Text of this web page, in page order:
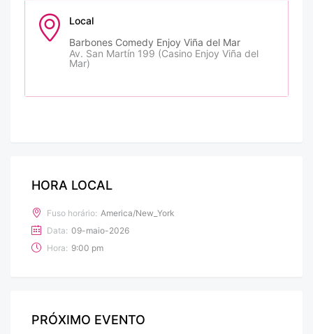
Local
Barbones Comedy Enjoy Viña del Mar
Av. San Martín 199 (Casino Enjoy Viña del
Mar)
HORA LOCAL
Fuso horário: America/New_York
Data: 09-maio-2026
Hora: 9:00 pm
PRÓXIMO EVENTO